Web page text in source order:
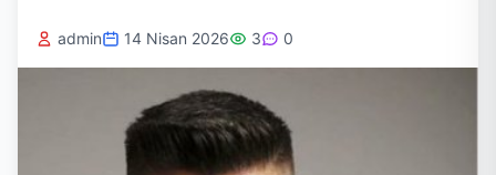
admin 14 Nisan 2026 3 0